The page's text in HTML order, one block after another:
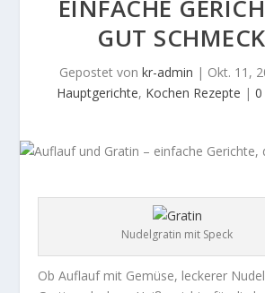
EINFACHE
GUT
Gepostet von kr-admin | Okt. 11,
Hauptgerichte, Kochen Rezepte | 0
Nudelgratin mit Speck
Ob Auflauf mit Gemüse, leckerer